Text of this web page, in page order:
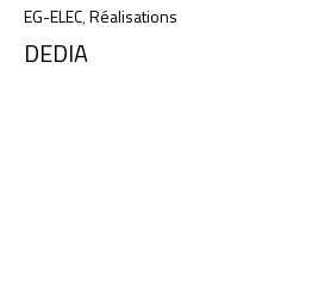
EG-ELEC,Réalisations
DEDIA